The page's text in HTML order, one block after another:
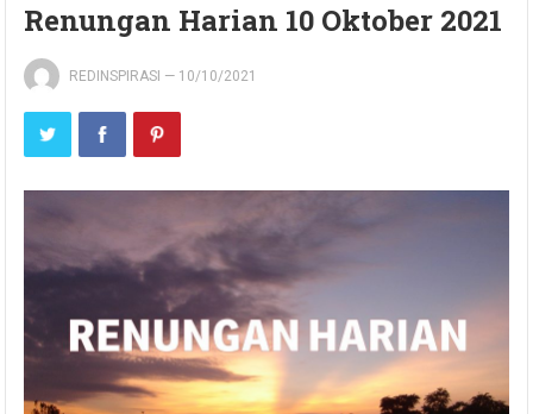
Renungan Harian 10 Oktober 2021
REDINSPIRASI — 10/10/2021